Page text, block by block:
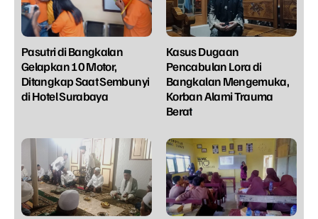
Pasutri di Bangkalan
Gelapkan 10 Motor,
Ditangkap Saat Sembunyi
di Hotel Surabaya
Kasus Dugaan
Pencabulan Lora di
Bangkalan Mengemuka,
Korban Alami Trauma
Berat